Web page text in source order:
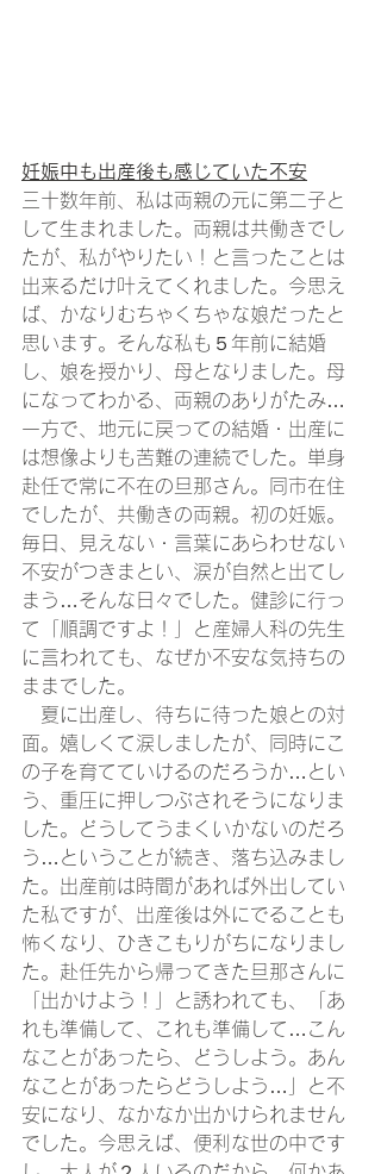
妊娠中も出産後も感じていた不安
三十数年前、私は両親の元に第二子と
して生まれました。両親は共働きでし
たが、私がやりたい！と言ったことは
出来るだけ叶えてくれました。今思え
ば、かなりむちゃくちゃな娘だったと
思います。そんな私も５年前に結婚
し、娘を授かり、母となりました。母
になってわかる、両親のありがたみ…
一方で、地元に戻っての結婚・出産に
は想像よりも苦難の連続でした。単身
赴任で常に不在の旦那さん。同市在住
でしたが、共働きの両親。初の妊娠。
毎日、見えない・言葉にあらわせない
不安がつきまとい、涙が自然と出てし
まう…そんな日々でした。健診に行っ
て「順調ですよ！」と産婦人科の先生
に言われても、なぜか不安な気持ちの
ままでした。
夏に出産し、待ちに待った娘との対
面。嬉しくて涙しましたが、同時にこ
の子を育てていけるのだろうか…とい
う、重圧に押しつぶされそうになりま
した。どうしてうまくいかないのだろ
う…ということが続き、落ち込みまし
た。出産前は時間があれば外出してい
た私ですが、出産後は外にでることも
怖くなり、ひきこもりがちになりまし
た。赴任先から帰ってきた旦那さんに
「出かけよう！」と誘われても、「あ
れも準備して、これも準備して…こん
なことがあったら、どうしよう。あん
なことがあったらどうしよう…」と不
安になり、なかなか出かけられません
でした。今思えば、便利な世の中です